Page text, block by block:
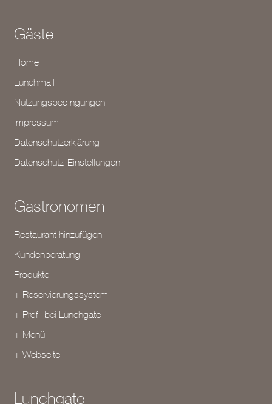
Gäste
Home
Lunchmail
Nutzungsbedingungen
Impressum
Datenschutzerklärung
Datenschutz-Einstellungen
Gastronomen
Restaurant hinzufügen
Kundenberatung
Produkte
+ Reservierungssystem
+ Profil bei Lunchgate
+ Menü
+ Webseite
Lunchgate